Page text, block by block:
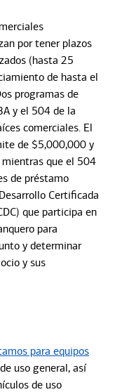
por tener plazos
(hasta 25
de hasta el
programas de
y el 504 de la
comerciales. El
de $5,000,000 y
mientras que el 504
de préstamo
Certificada
que participa en
para
y determinar
y sus
para equipos
uso general, así
de uso